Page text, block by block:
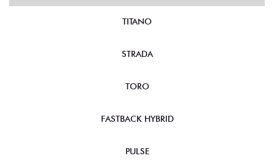
TITANO
STRADA
TORO
FASTBACK HYBRID
PULSE